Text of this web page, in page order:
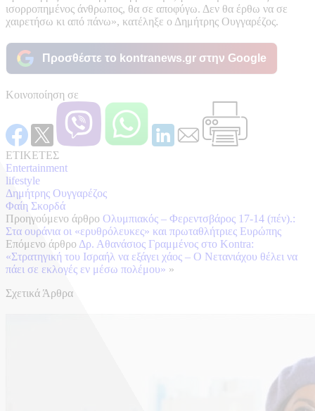
ισορροπημένος άνθρωπος, θα σε αποφύγω. Δεν θα έρθω να σε
χαιρετήσω κι από πάνω», κατέληξε ο Δημήτρης Ουγγαρέζος.
Προσθέστε το kontranews.gr στην Google
Κοινοποίηση σε
ΕΤΙΚΕΤΕΣ
Entertainment
lifestyle
Δημήτρης Ουγγαρέζος
Φαίη Σκορδά
Προηγούμενο άρθρο Ολυμπιακός – Φερεντσβάρος 17-14 (πέν).:
Στα ουράνια οι «ερυθρόλευκες» και πρωταθλήτριες Ευρώπης
Επόμενο άρθρο Δρ. Αθανάσιος Γραμμένος στο Kontra:
«Στρατηγική του Ισραήλ να εξάγει χάος – Ο Νετανιάχου θέλει να
πάει σε εκλογές εν μέσω πολέμου» »
Σχετικά Άρθρα